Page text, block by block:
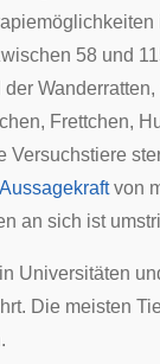
58 und
der Wanderratten,
, Frettchen,
Versuchstiere
Aussagekraftvon
an sich ist
Universitäten
Die meisten